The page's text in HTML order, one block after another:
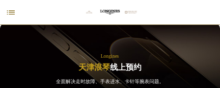

Longines
天津浪琴线上预约
全面解决走时故障、手表进水、卡针等腕表问题。